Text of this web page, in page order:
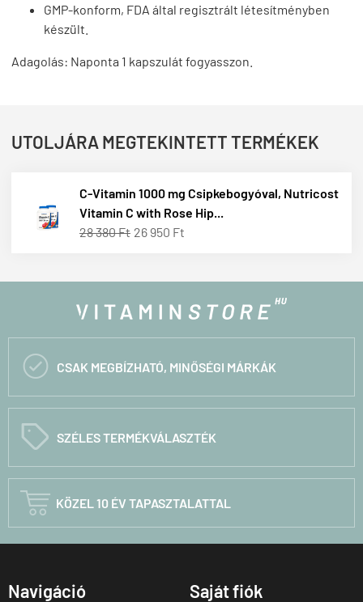
GMP-konform, FDA által regisztrált létesítményben
készült.
Adagolás: Naponta 1 kapszulát fogyasszon.
UTOLJÁRA MEGTEKINTETT TERMÉKEK
C-Vitamin 1000 mg Csipkebogyóval, Nutricost
Vitamin C with Rose Hip...
28 380 Ft 26 950 Ft
 CSAK MEGBÍZHATÓ, MINŐSÉGI MÁRKÁK
C SZÉLES TERMÉKVÁLASZTÉK
 KÖZEL 10 ÉV TAPASZTALATTAL
Navigáció Saját fiók